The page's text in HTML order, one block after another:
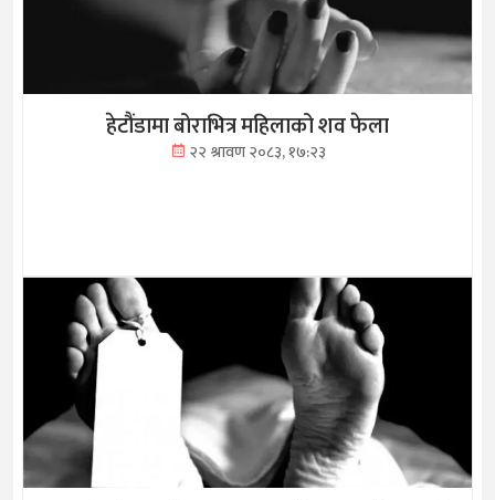
हेटौंडामा बोराभित्र महिलाको शव फेला
२२ श्रावण २०८३, १७:२३